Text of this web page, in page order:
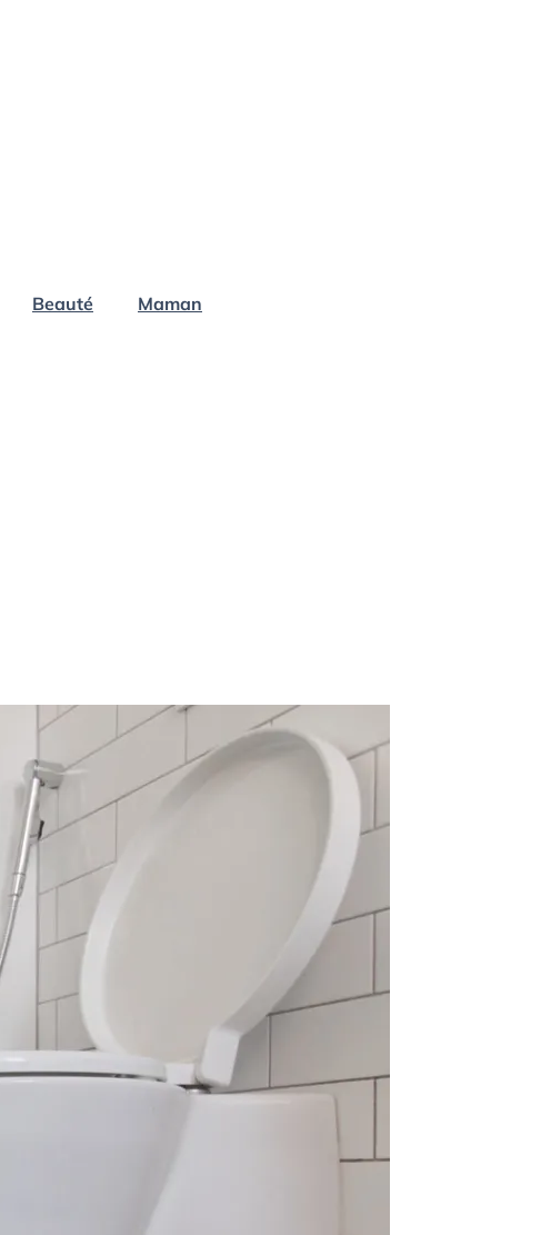
Beauté Maman